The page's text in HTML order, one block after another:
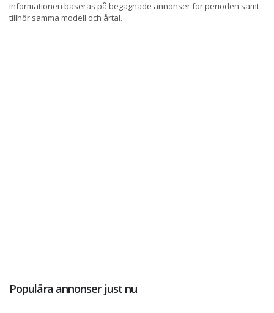
Informationen baseras på begagnade annonser för perioden samt
tillhör samma modell och årtal.
Populära annonser just nu